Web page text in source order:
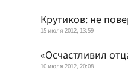
Крутиков: не
15 июля 2012, 13:59
«Осчастливил
10 июля 2012, 20:08